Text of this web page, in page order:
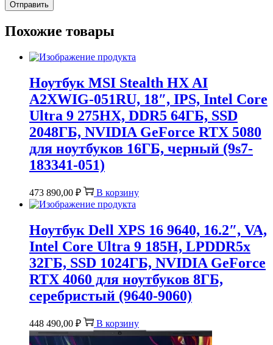
Похожие товары
Ноутбук MSI Stealth HX AI
A2XWIG-051RU, 18″, IPS, Intel Core
Ultra 9 275HX, DDR5 64ГБ, SSD
2048ГБ, NVIDIA GeForce RTX 5080
для ноутбуков 16ГБ, черный (9s7-
183341-051)
473 890,00 ₽ В корзину
Ноутбук Dell XPS 16 9640, 16.2″, VA,
Intel Core Ultra 9 185H, LPDDR5x
32ГБ, SSD 1024ГБ, NVIDIA GeForce
RTX 4060 для ноутбуков 8ГБ,
серебристый (9640-9060)
448 490,00 ₽ В корзину